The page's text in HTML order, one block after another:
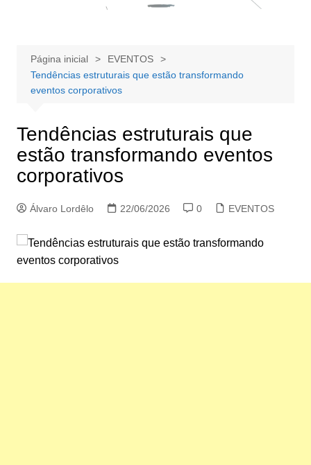
Página inicial
EVENTOS
Tendências estruturais que estão transformando
eventos corporativos
Tendências estruturais que
estão transformando eventos
corporativos
Álvaro Lordêlo 22/06/2026 0 EVENTOS